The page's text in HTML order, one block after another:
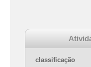
classificação